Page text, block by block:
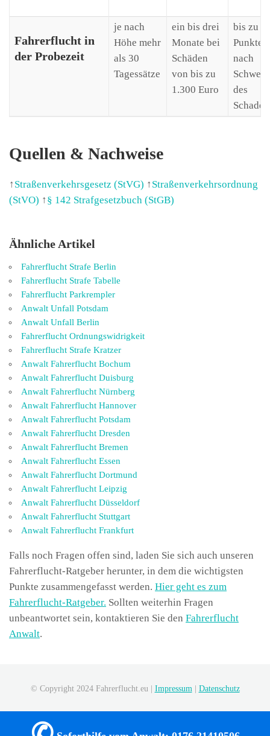
Fahrerflucht in
der Probezeit
je nach
Höhe mehr
als 30
Tagessätze
ein bis drei
Monate bei
Schäden
von bis zu
1.300 Euro
bis zu 3
Punkte
nach
Schwere
des
Quellen & Nachweise
↑Straßenverkehrsgesetz (StVG) ↑Straßenverkehrsordnung
(StVO) ↑§ 142 Strafgesetzbuch (StGB)
Ähnliche Artikel
Fahrerflucht Strafe Berlin
Fahrerflucht Strafe Tabelle
Fahrerflucht Parkrempler
Anwalt Unfall Potsdam
Anwalt Unfall Berlin
Fahrerflucht Ordnungswidrigkeit
Fahrerflucht Strafe Kratzer
Anwalt Fahrerflucht Bochum
Anwalt Fahrerflucht Duisburg
Anwalt Fahrerflucht Nürnberg
Anwalt Fahrerflucht Hannover
Anwalt Fahrerflucht Potsdam
Anwalt Fahrerflucht Dresden
Anwalt Fahrerflucht Bremen
Anwalt Fahrerflucht Essen
Anwalt Fahrerflucht Dortmund
Anwalt Fahrerflucht Leipzig
Anwalt Fahrerflucht Düsseldorf
Anwalt Fahrerflucht Stuttgart
Anwalt Fahrerflucht Frankfurt
Falls noch Fragen offen sind, laden Sie sich auch unseren
Fahrerflucht-Ratgeber herunter, in dem die wichtigsten
Punkte zusammengefasst werden. Hier geht es zum
Fahrerflucht-Ratgeber. Sollten weiterhin Fragen
unbeantwortet sein, kontaktieren Sie den Fahrerflucht
Anwalt.
© Copyright 2024 Fahrerflucht.eu | Impressum| Datenschutz